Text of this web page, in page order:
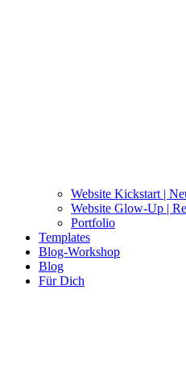
Website Kickstart |
Website Glow-Up |
Portfolio
Templates
Blog-Workshop
Blog
Für Dich